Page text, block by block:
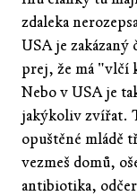
zdaleka
USA je zakázaný
prej, že má "vlčí
Nebo v USA je
jakýkoliv zvířat.
opuštěné mládě
vezmeš domů,
antibiotika,